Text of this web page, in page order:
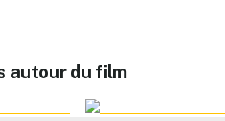
- Spot TV VF
autour du film